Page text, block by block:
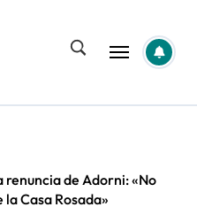
renuncia de Adorni: «No
Casa Rosada»